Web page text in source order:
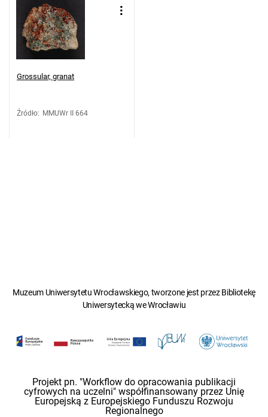
Grossular, granat
Źródło: MMUWr II 664
Muzeum Uniwersytetu Wrocławskiego, tworzone jest przez Bibliotekę
Uniwersytecką we Wrocławiu
Projekt pn. "Workflow do opracowania publikacji
cyfrowych na uczelni" współfinansowany przez Unię
Europejską z Europejskiego Funduszu Rozwoju
Regionalnego